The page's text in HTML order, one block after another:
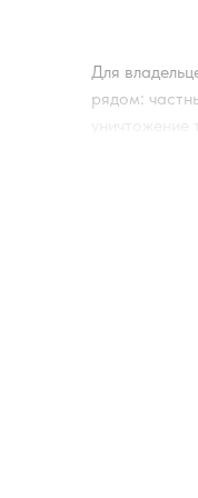
Для
рядом:
минут.